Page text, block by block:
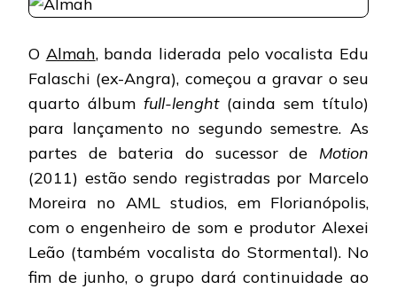
INÍCIO
GRAVAÇÕES
NOVO
ÁLBUM
O Almah, banda liderada pelo vocalista Edu
Falaschi (ex-Angra), começou a gravar o seu
quarto álbum full-lenght(ainda sem título)
para lançamento no segundo semestre. As
partes de bateria do sucessor de Motion
(2011) estão sendo registradas por Marcelo
Moreira no AML studios, em Florianópolis,
com o engenheiro de som e produtor Alexei
Leão (também vocalista do Stormental). No
fim de junho, o grupo dará continuidade ao